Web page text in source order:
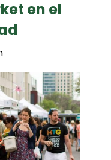
en el